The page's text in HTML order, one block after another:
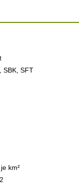
SBK, SFT
km²